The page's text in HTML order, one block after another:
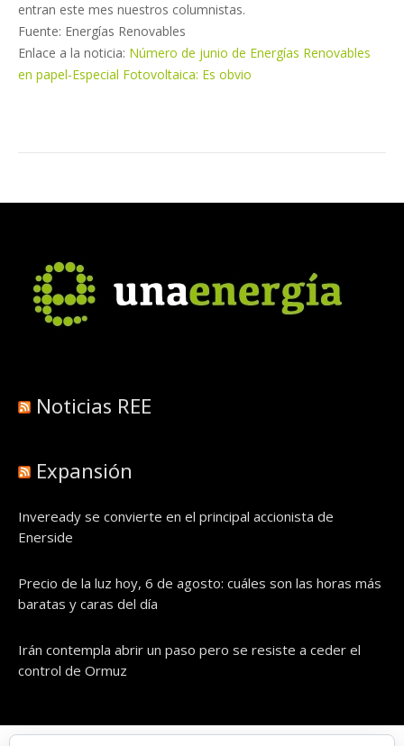
entran este mes nuestros columnistas.
Fuente: Energías Renovables
Enlace a la noticia: Número de junio de Energías Renovables
en papel-Especial Fotovoltaica: Es obvio
Noticias REE
Expansión
Inveready se convierte en el principal accionista de
Enerside
Precio de la luz hoy, 6 de agosto: cuáles son las horas más
baratas y caras del día
Irán contempla abrir un paso pero se resiste a ceder el
control de Ormuz